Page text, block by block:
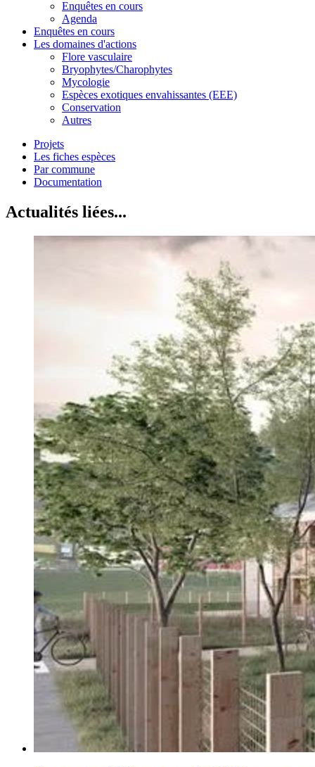
Enquêtes en cours
Agenda
Enquêtes en cours
Les domaines d'actions
Flore vasculaire
Bryophytes/Charophytes
Mycologie
Espèces exotiques envahissantes (EEE)
Conservation
Autres
Projets
Les fiches espèces
Par commune
Documentation
Actualités liées...